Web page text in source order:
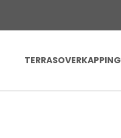
TERRASOVERKAPPING